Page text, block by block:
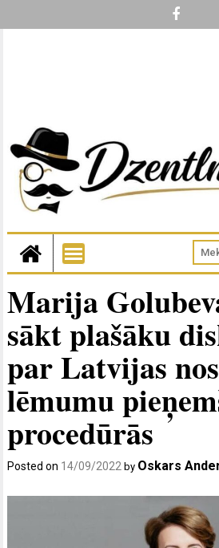
Marija
sākt plašāku
par Latvijas
lēmumu
procedūrās
Posted on 14/09/2022 by Oskars